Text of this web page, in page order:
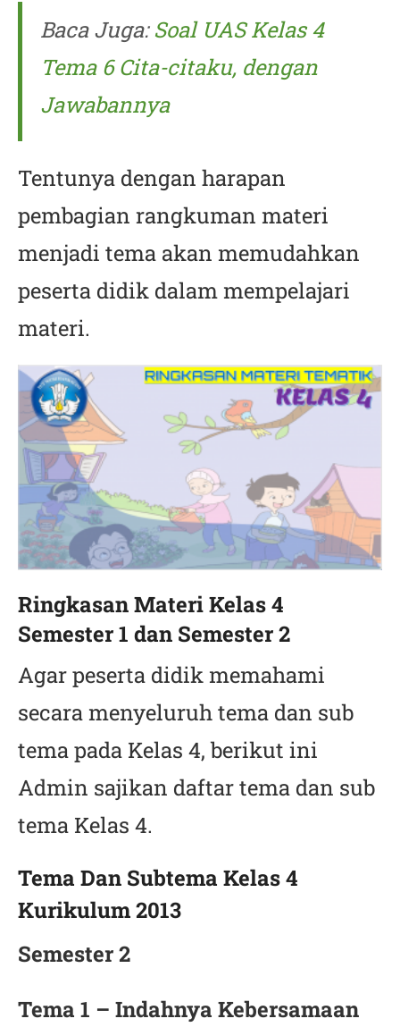
Baca Juga:Soal UAS Kelas 4
Tema 6 Cita-citaku, dengan
Jawabannya
Tentunya dengan harapan
pembagian rangkuman materi
menjadi tema akan memudahkan
peserta didik dalam mempelajari
materi.
Ringkasan Materi Kelas 4
Semester 1 dan Semester 2
Agar peserta didik memahami
secara menyeluruh tema dan sub
tema pada Kelas 4, berikut ini
Admin sajikan daftar tema dan sub
tema Kelas 4.
Tema Dan Subtema Kelas 4
Kurikulum 2013
Semester 2
Tema 1 – Indahnya Kebersamaan